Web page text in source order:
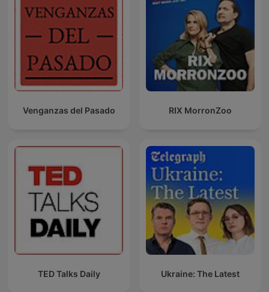
Venganzas del Pasado RIX MorronZoo
TED Talks Daily Ukraine: The Latest